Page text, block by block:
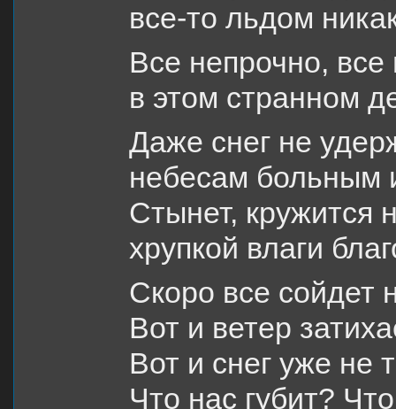
все-то льдом
Все непрочно, все
в этом странном
Даже снег не
небесам больным
Стынет, кружится
хрупкой влаги
Скоро все сойдет
Вот и ветер
Вот и снег уже не
Что нас губит?